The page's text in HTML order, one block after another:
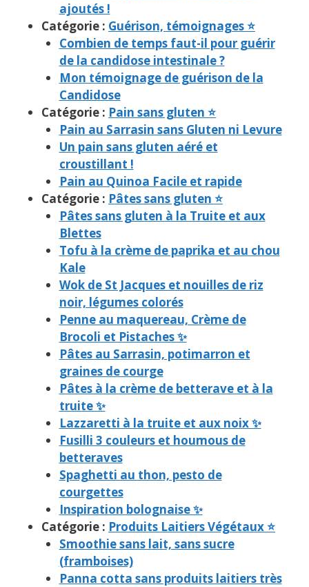
ajoutés !
Catégorie : Guérison, témoignages ⭐
Combien de temps faut-il pour guérir
de la candidose intestinale ?
Mon témoignage de guérison de la
Candidose
Catégorie : Pain sans gluten ⭐
Pain au Sarrasin sans Gluten ni Levure
Un pain sans gluten aéré et
croustillant !
Pain au Quinoa Facile et rapide
Catégorie : Pâtes sans gluten ⭐
Pâtes sans gluten à la Truite et aux
Blettes
Tofu à la crème de paprika et au chou
Kale
Wok de St Jacques et nouilles de riz
noir, légumes colorés
Penne au maquereau, Crème de
Brocoli et Pistaches ✨
Pâtes au Sarrasin, potimarron et
graines de courge
Pâtes à la crème de betterave et à la
truite ✨
Lazzaretti à la truite et aux noix ✨
Fusilli 3 couleurs et houmous de
betteraves
Spaghetti au thon, pesto de
courgettes
Inspiration bolognaise ✨
Catégorie : Produits Laitiers Végétaux ⭐
Smoothie sans lait, sans sucre
(framboises)
Panna cotta sans produits laitiers très